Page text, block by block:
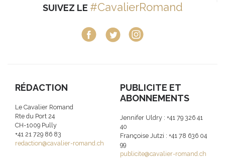
SUIVEZ LE #CavalierRomand
RÉDACTION
Le Cavalier Romand
Rte du Port 24
CH-1009 Pully
+41 21 729 86 83
redaction@cavalier-romand.ch
PUBLICITE ET
ABONNEMENTS
Jennifer Uldry : +41 79 326 41
40
Françoise Jutzi : +41 78 636 04
99
publicite@cavalier-romand.ch